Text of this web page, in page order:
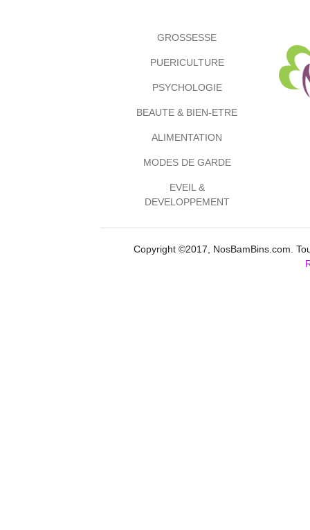
GROSSESSE
PUERICULTURE
PSYCHOLOGIE
BEAUTE & BIEN-ETRE
ALIMENTATION
MODES DE GARDE
EVEIL &
DEVELOPPEMENT
Copyright ©2017, NosBamBins.com.